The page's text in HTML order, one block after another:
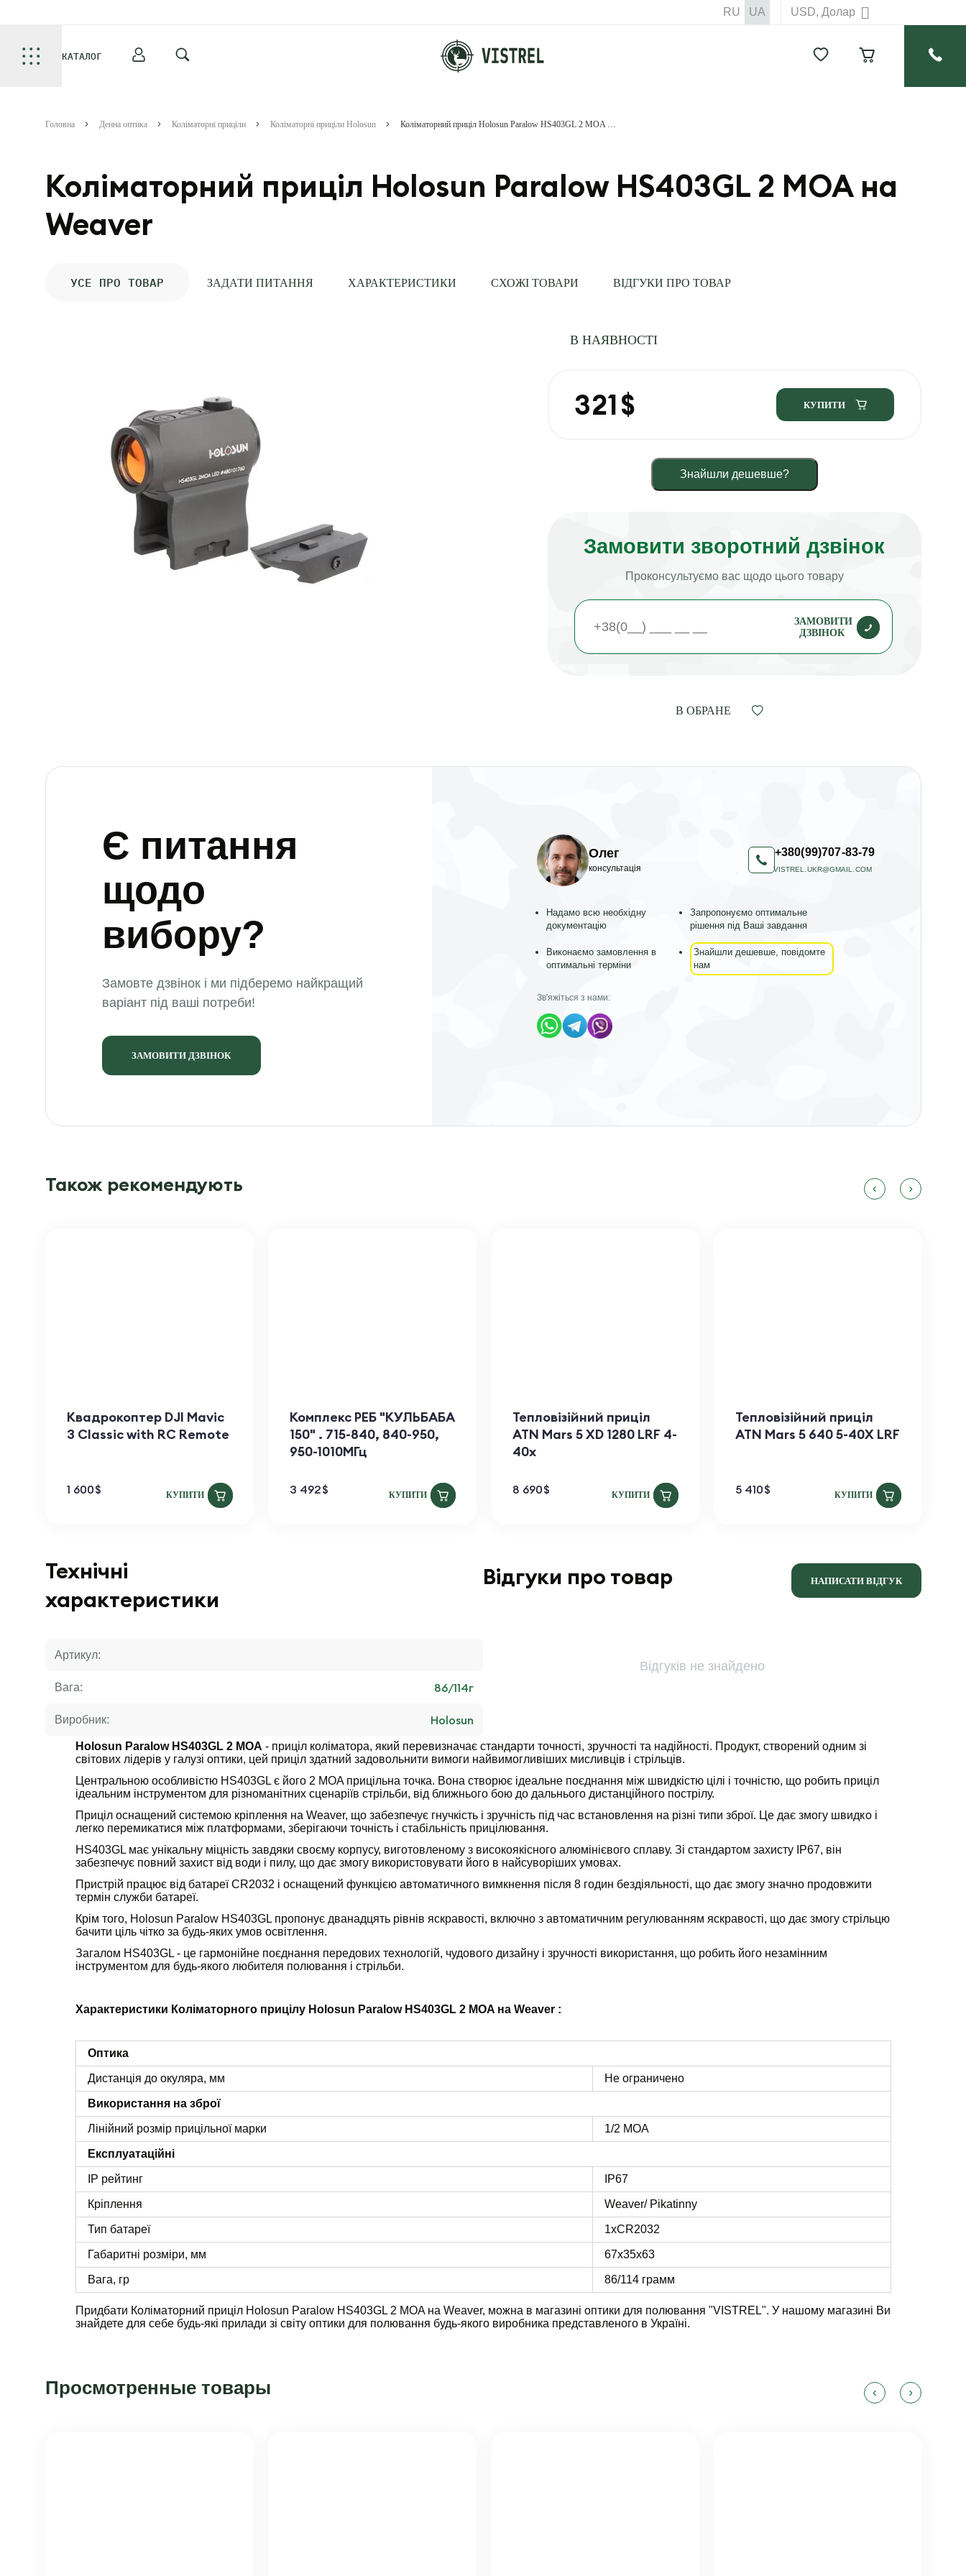
USD, Долар
RU UA
КАТАЛОГ
Головна Денна оптика Коліматорні приціли Коліматорні приціли Holosun Коліматорний приціл Holosun Paralow HS403GL 2 MOA на Weaver
Коліматорний приціл Holosun Paralow HS403GL 2 MOA на
Weaver
УСЕ ПРО ТОВАР ЗАДАТИ ПИТАННЯ ХАРАКТЕРИСТИКИ СХОЖІ ТОВАРИ ВІДГУКИ ПРО ТОВАР
В НАЯВНОСТІ
321$ КУПИТИ
Знайшли дешевше?
Замовити зворотний дзвінок
Проконсультуємо вас щодо цього товару
ЗАМОВИТИ
ДЗВІНОК
В ОБРАНЕ
Є питання
щодо
вибору?
Замовте дзвінок і ми підберемо найкращий
варіант під ваші потреби!
ЗАМОВИТИ ДЗВІНОК
Олег
консультація
+380(99)707-83-79
VISTREL.UKR@GMAIL.COM
Надамо всю необхідну
документацію
Запропонуємо оптимальне
рішення під Ваші завдання
Виконаємо замовлення в
оптимальні терміни
Знайшли дешевше, повідомте
нам
Зв'яжіться з нами:
Також рекомендують
Квадрокоптер DJI Mavic
3 Classic with RC Remote
1 600$ КУПИТИ
Комплекс РЕБ "КУЛЬБАБА
150" . 715-840, 840-950,
950-1010МГц
3 492$ КУПИТИ
Тепловізійний приціл
ATN Mars​ 5 XD 1280 LRF 4-
40x
8 690$ КУПИТИ
Тепловізійний приціл
ATN Mars​ 5 640 5-40X LRF
5 410$ КУПИТИ
Технічні
характеристики
Артикул:
Вага: 86/114г
Виробник: Holosun
Відгуки про товар НАПИСАТИ ВІДГУК
Відгуків не знайдено
Holosun Paralow HS403GL 2 MOA - приціл коліматора, який перевизначає стандарти точності, зручності та надійності. Продукт, створений одним зі
світових лідерів у галузі оптики, цей приціл здатний задовольнити вимоги найвимогливіших мисливців і стрільців.
Центральною особливістю HS403GL є його 2 MOA прицільна точка. Вона створює ідеальне поєднання між швидкістю цілі і точністю, що робить приціл
ідеальним інструментом для різноманітних сценаріїв стрільби, від ближнього бою до дальнього дистанційного пострілу.
Приціл оснащений системою кріплення на Weaver, що забезпечує гнучкість і зручність під час встановлення на різні типи зброї. Це дає змогу швидко і
легко перемикатися між платформами, зберігаючи точність і стабільність прицілювання.
HS403GL має унікальну міцність завдяки своєму корпусу, виготовленому з високоякісного алюмінієвого сплаву. Зі стандартом захисту IP67, він
забезпечує повний захист від води і пилу, що дає змогу використовувати його в найсуворіших умовах.
Пристрій працює від батареї CR2032 і оснащений функцією автоматичного вимкнення після 8 годин бездіяльності, що дає змогу значно продовжити
термін служби батареї.
Крім того, Holosun Paralow HS403GL пропонує дванадцять рівнів яскравості, включно з автоматичним регулюванням яскравості, що дає змогу стрільцю
бачити ціль чітко за будь-яких умов освітлення.
Загалом HS403GL - це гармонійне поєднання передових технологій, чудового дизайну і зручності використання, що робить його незамінним
інструментом для будь-якого любителя полювання і стрільби.
Характеристики Коліматорного прицілу Holosun Paralow HS403GL 2 MOA на Weaver :
Оптика
Дистанція до окуляра, мм Не ограничено
Використання на зброї
Лінійний розмір прицільної марки 1/2 MOA
Експлуатаційні
IP рейтинг IP67
Кріплення Weaver/ Pikatinny
Тип батареї 1хCR2032
Габаритні розміри, мм 67x35x63
Вага, гр 86/114 грамм
Придбати Коліматорний приціл Holosun Paralow HS403GL 2 MOA на Weaver, можна в магазині оптики для полювання "VISTREL". У нашому магазині Ви
знайдете для себе будь-які прилади зі світу оптики для полювання будь-якого виробника представленого в Україні.
Просмотренные товары